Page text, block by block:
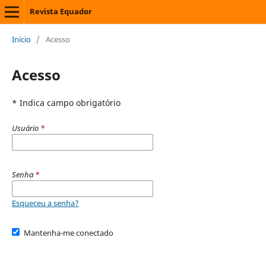
Revista Equador
Início / Acesso
Acesso
* Indica campo obrigatório
Usuário *
Senha *
Esqueceu a senha?
Mantenha-me conectado